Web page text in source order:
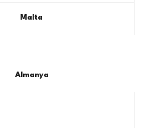
Malta
Almanya